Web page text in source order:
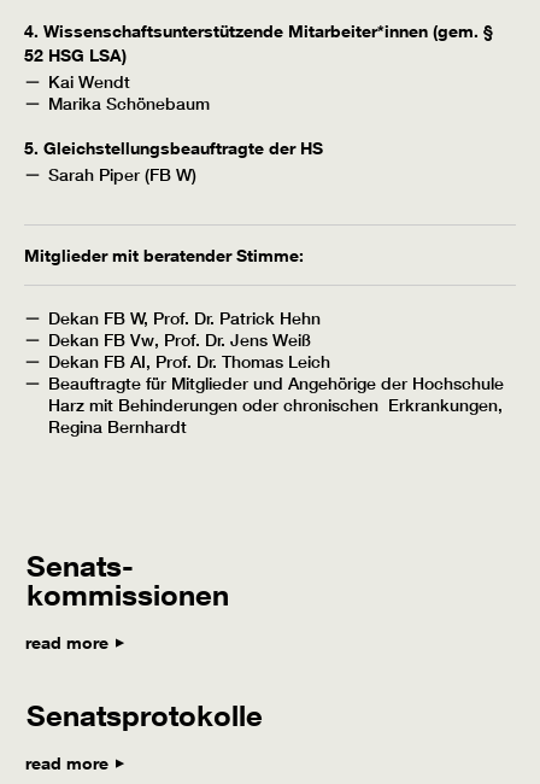
4. Wissenschaftsunterstützende Mitarbeiter*innen (gem. §
52 HSG LSA)
Kai Wendt
Marika Schönebaum
5. Gleichstellungsbeauftragte der HS
Sarah Piper (FB W)
Mitglieder mit beratender Stimme:
Dekan FB W, Prof. Dr. Patrick Hehn
Dekan FB Vw, Prof. Dr. Jens Weiß
Dekan FB AI, Prof. Dr. Thomas Leich
Beauftragte für Mitglieder und Angehörige der Hochschule
Harz mit Behinderungen oder chronischen Erkrankungen,
Regina Bernhardt
Senats-
kommissionen
read more
Senatsprotokolle
read more